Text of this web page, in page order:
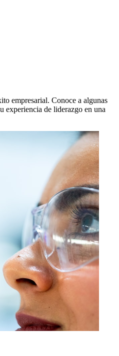
empresarial. Conoce a algunas
experiencia de liderazgo en una